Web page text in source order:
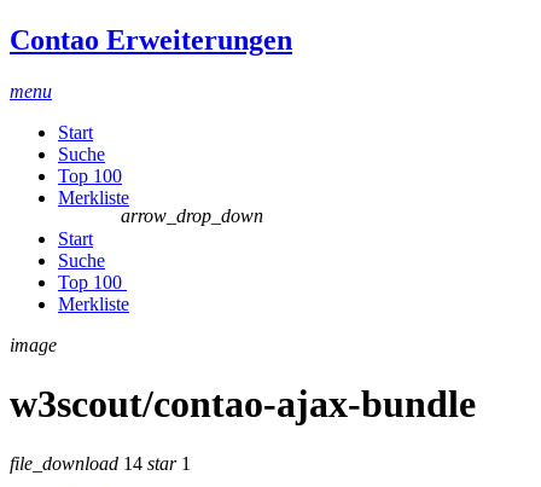
Contao Erweiterungen
menu
Start
Suche
Top 100
Merkliste
Start
Suche
Top 100
arrow_drop_down
Merkliste
image
w3scout/contao-ajax-bundle
file_download 14 star1